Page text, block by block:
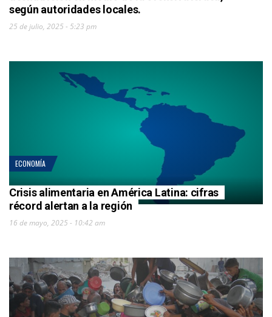
según autoridades locales.
25 de julio, 2025 - 5:23 pm
ECONOMÍA
Crisis alimentaria en América Latina: cifras
récord alertan a la región
16 de mayo, 2025 - 10:42 am